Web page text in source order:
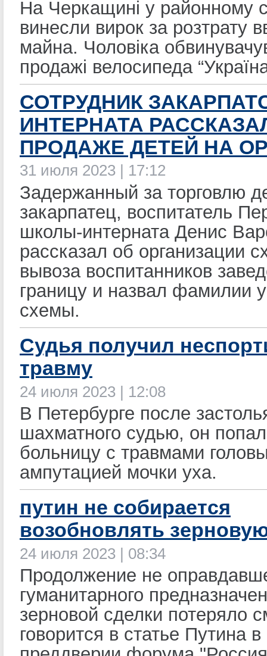
На Черкащині у районному
винесли вирок за розтрату
майна. Чоловіка
продажі велосипеда
СОТРУДНИК
ИНТЕРНАТА
ПРОДАЖЕ ДЕТЕЙ НА
31 июля 2023 | 17:12
Задержанный за торговлю
закарпатец, воспитатель
школы-интерната Денис
рассказал об организации
вывоза воспитанников
границу и назвал фамилии
схемы.
Судья получил
травму
24 июля 2023 | 12:08
В Петербурге после
шахматного судью, он
больницу с травмами
ампутацией мочки уха.
путин не собирается
возобновлять
24 июля 2023 | 08:34
Продолжение не
гуманитарного
зерновой сделки потеряло
говорится в статье Путина в